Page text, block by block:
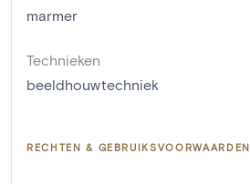
marmer
Technieken
beeldhouwtechniek
RECHTEN & GEBRUIKSVOORWAARDEN